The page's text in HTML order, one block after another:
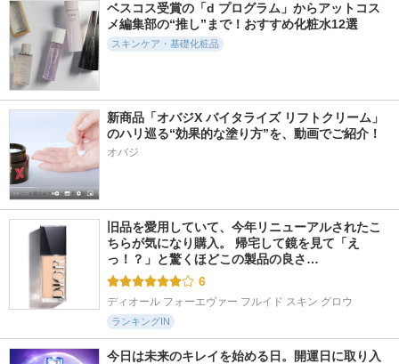
ベスコス受賞の「d プログラム」からアットコス
メ編集部の“推し”まで！おすすめ化粧水12選
スキンケア・基礎化粧品
新商品「オバジX バイタライズ リフトクリーム」
のハリ巡る“効果的な塗り方”を、動画でご紹介！
オバジ
旧品を愛用していて、今年リニューアルされたこ
ちらが気になり購入。 帰宅して鏡を見て「え
っ！？」と驚くほどこの製品の良さ…
6
ディオール フォーエヴァー フルイド スキン グロウ
ランキングIN
今日は未来のキレイを始める日。開運日に取り入